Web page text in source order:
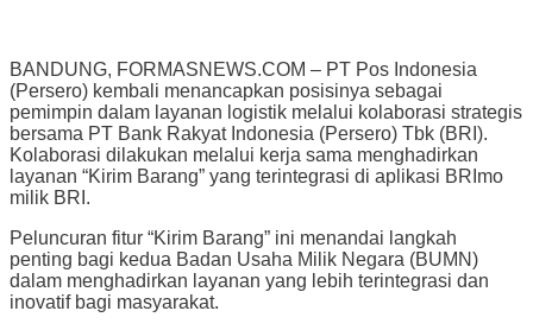
BANDUNG, FORMASNEWS.COM – PT Pos Indonesia
(Persero) kembali menancapkan posisinya sebagai
pemimpin dalam layanan logistik melalui kolaborasi strategis
bersama PT Bank Rakyat Indonesia (Persero) Tbk (BRI).
Kolaborasi dilakukan melalui kerja sama menghadirkan
layanan “Kirim Barang” yang terintegrasi di aplikasi BRImo
milik BRI.
Peluncuran fitur “Kirim Barang” ini menandai langkah
penting bagi kedua Badan Usaha Milik Negara (BUMN)
dalam menghadirkan layanan yang lebih terintegrasi dan
inovatif bagi masyarakat.